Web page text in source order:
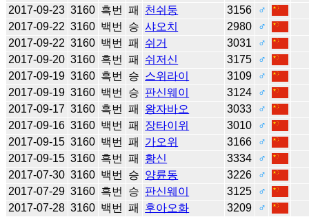
2017-09-23 3160 흑번 패 천쉬둥 3156
♂
2017-09-22 3160 백번 승 샤오치 2980
♂
2017-09-22 3160 백번 패 쉬거 3031
♂
2017-09-20 3160 흑번 패 쉬저신 3175
♂
2017-09-19 3160 흑번 승 스위라이 3109
♂
2017-09-19 3160 백번 승 판신웨이 3124
♂
2017-09-17 3160 흑번 패 왕자바오 3033
♂
2017-09-16 3160 백번 패 장타이위 3010
♂
2017-09-15 3160 백번 패 가오위 3166
♂
2017-09-15 3160 흑번 패 황신 3334
♂
2017-07-30 3160 백번 승 양륜동 3226
♂
2017-07-29 3160 흑번 승 판신웨이 3125
♂
2017-07-28 3160 백번 패 후아오화 3209
♂